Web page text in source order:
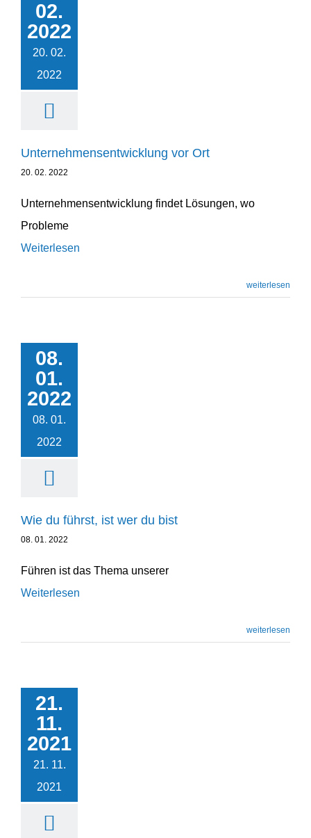
02.
2022
20. 02.
2022
Unternehmens­entwicklung vor Ort
20. 02. 2022
Unternehmens­entwicklung findet Lösungen, wo
Probleme
Weiterlesen
weiterlesen
08.
01.
2022
08. 01.
2022
Wie du führst, ist wer du bist
08. 01. 2022
Führen ist das Thema unserer
Weiterlesen
weiterlesen
21.
11.
2021
21. 11.
2021